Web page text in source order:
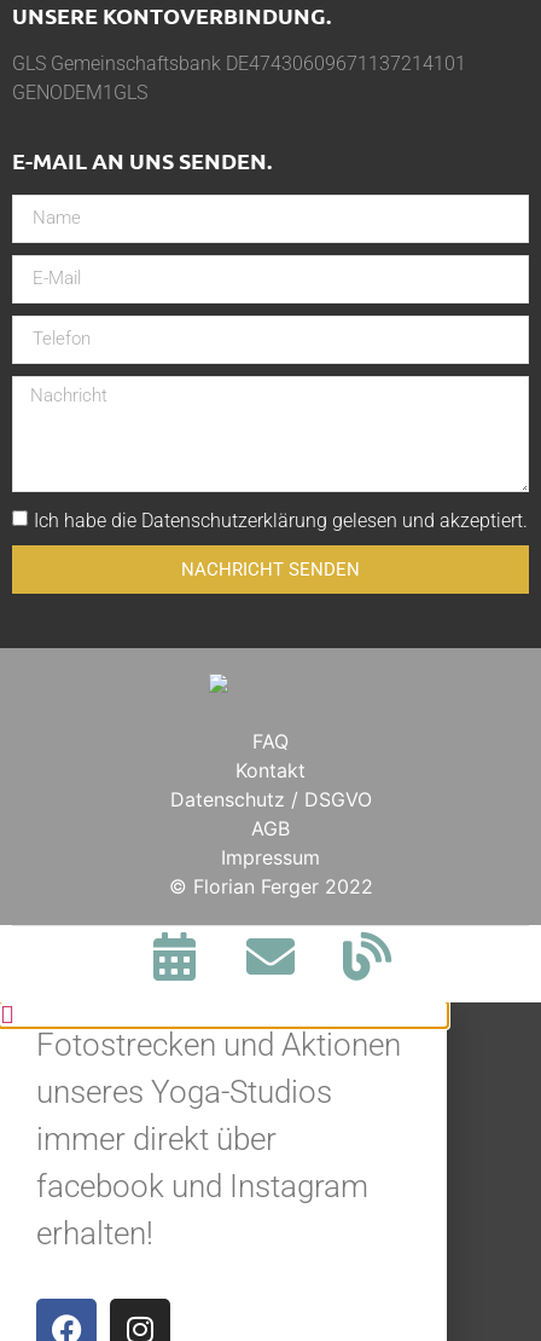
UNSERE KONTOVERBINDUNG.
GLS Gemeinschaftsbank DE47430609671137214101
GENODEM1GLS
E-MAIL AN UNS SENDEN.
Ich habe die Datenschutzerklärung gelesen und akzeptiert.
NACHRICHT SENDEN
FAQ
Kontakt
Datenschutz / DSGVO
AGB
Impressum
© Florian Ferger 2022
BLEIBE IN
VERBINDUNG.
Fotostrecken und Aktionen
unseres Yoga-Studios
immer direkt über
facebook und Instagram
erhalten!